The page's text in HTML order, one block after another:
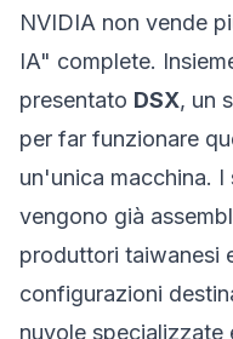
NVIDIA non vende
IA" complete.
presentato DSX, un
per far funzionare
un'unica macchina. I
vengono già
produttori taiwanesi
configurazioni
nuvole specializzate